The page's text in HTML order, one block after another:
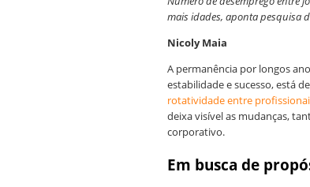
mais idades, aponta pesquisa
Nicoly Maia
A permanência por longos
estabilidade e sucesso, está
rotatividade entre
deixa visível as mudanças,
corporativo.
Em busca de